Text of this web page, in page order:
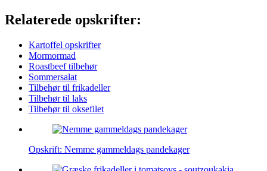
Relaterede opskrifter:
Kartoffel opskrifter
Mormormad
Roastbeef tilbehør
Sommersalat
Tilbehør til frikadeller
Tilbehør til laks
Tilbehør til oksefilet
Opskrift: Nemme gammeldags pandekager